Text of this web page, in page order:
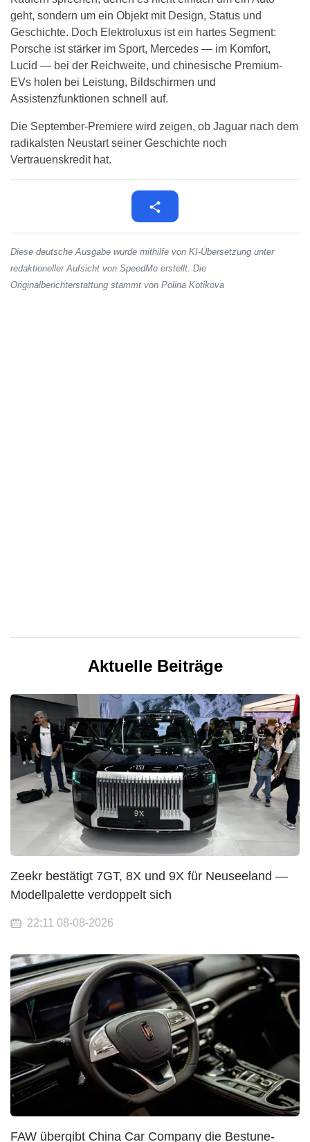
geht, sondern um ein Objekt mit Design, Status und
Geschichte. Doch Elektroluxus ist ein hartes Segment:
Porsche ist stärker im Sport, Mercedes — im Komfort,
Lucid — bei der Reichweite, und chinesische Premium-
EVs holen bei Leistung, Bildschirmen und
Assistenzfunktionen schnell auf.
Die September-Premiere wird zeigen, ob Jaguar nach dem
radikalsten Neustart seiner Geschichte noch
Vertrauenskredit hat.
Diese deutsche Ausgabe wurde mithilfe von KI-Übersetzung unter
redaktioneller Aufsicht von SpeedMe erstellt. Die
Originalberichterstattung stammt von Polina Kotikova
Aktuelle Beiträge
Zeekr bestätigt 7GT, 8X und 9X für Neuseeland —
Modellpalette verdoppelt sich
22:11 08-08-2026
FAW übergibt China Car Company die Bestune-